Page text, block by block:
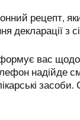
рецепт,
декларації з
вас
надійде